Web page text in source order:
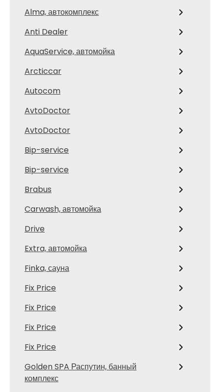
Alma, автокомплекс
Anti Dealer
AquaService, автомойка
Arcticcar
Autocom
AvtoDoctor
AvtoDoctor
Bip-service
Bip-service
Brabus
Carwash, автомойка
Drive
Extra, автомойка
Finka, сауна
Fix Price
Fix Price
Fix Price
Fix Price
Golden SPA Распутин, банный
комплекс